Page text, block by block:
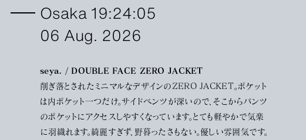
Osaka 19:24:05
06 Aug. 2026
seya. / DOUBLE FACE ZERO JACKET
削ぎ落とされたミニマルなデザインのZERO JACKET。ポケット
は内ポケット一つだけ。サイドベンツが深いので、そこからパンツ
のポケットにアクセスしやすくなっています。とても軽やかで気楽
に羽織れます。綺麗すぎず、野暮ったさもない。優しい雰囲気です。